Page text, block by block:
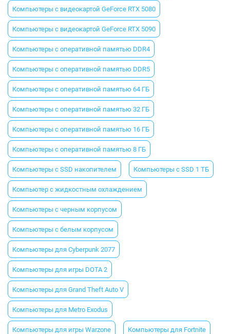
Компьютеры с видеокартой GeForce RTX 5080
Компьютеры с видеокартой GeForce RTX 5090
Компьютеры с оперативной памятью DDR4
Компьютеры с оперативной памятью DDR5
Компьютеры с оперативной памятью 64 ГБ
Компьютеры с оперативной памятью 32 ГБ
Компьютеры с оперативной памятью 16 ГБ
Компьютеры с оперативной памятью 8 ГБ
Компьютеры с SSD накопителем Компьютеры с SSD 1 ТБ
Компьютер с жидкостным охлаждением
Компьютеры с черным корпусом
Компьютеры с белым корпусом
Компьютеры для Cyberpunk 2077
Компьютеры для игры DOTA 2
Компьютеры для Grand Theft Auto V
Компьютеры для Metro Exodus
Компьютеры для игры Warzone Компьютеры для Fortnite